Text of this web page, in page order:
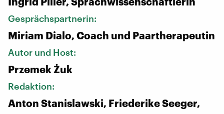
Gesprächspartnerin:
Miriam Dialo, Coach und Paartherapeutin
Autor und Host:
Przemek Żuk
Redaktion:
Anton Stanislawski, Friederike Seeger,